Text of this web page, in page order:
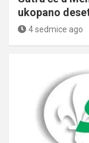
ukopano
4 sedmice ago